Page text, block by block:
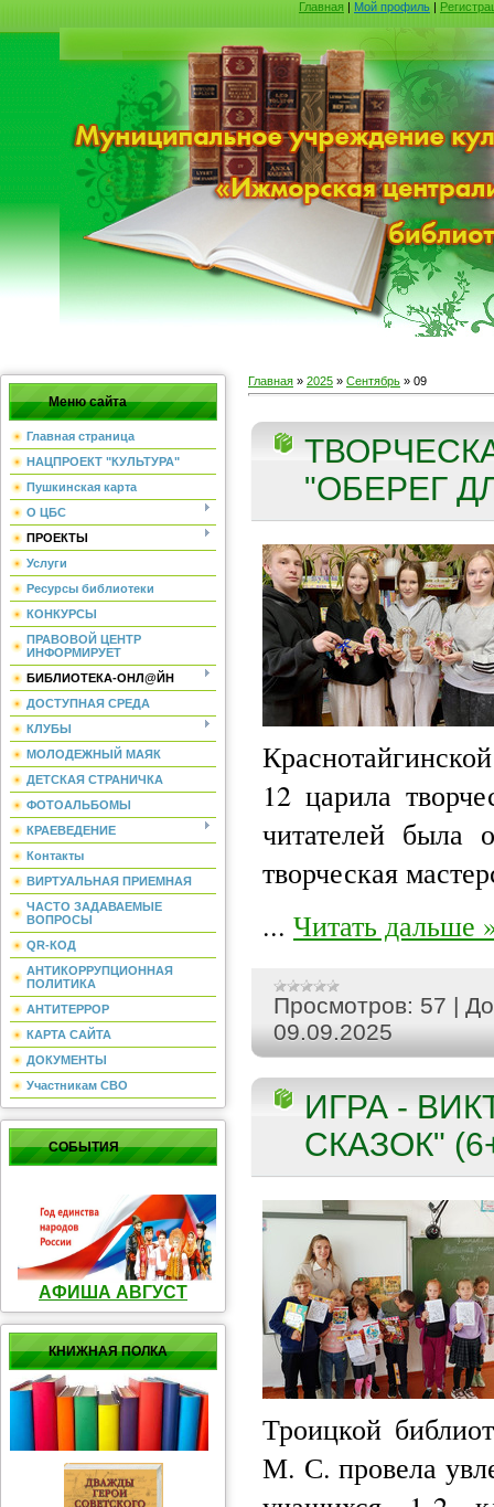
Главная | Мой профиль |
Меню сайта
Главная страница
НАЦПРОЕКТ "КУЛЬТУРА"
Пушкинская карта
О ЦБС
ПРОЕКТЫ
Услуги
Ресурсы библиотеки
КОНКУРСЫ
ПРАВОВОЙ ЦЕНТР
ИНФОРМИРУЕТ
БИБЛИОТЕКА-ОНЛ@ЙН
ДОСТУПНАЯ СРЕДА
КЛУБЫ
МОЛОДЕЖНЫЙ МАЯК
ДЕТСКАЯ СТРАНИЧКА
ФОТОАЛЬБОМЫ
КРАЕВЕДЕНИЕ
Контакты
ВИРТУАЛЬНАЯ ПРИЕМНАЯ
ЧАСТО ЗАДАВАЕМЫЕ
ВОПРОСЫ
QR-КОД
АНТИКОРРУПЦИОННАЯ
ПОЛИТИКА
АНТИТЕРРОР
КАРТА САЙТА
ДОКУМЕНТЫ
Участникам СВО
СОБЫТИЯ
АФИША АВГУСТ
КНИЖНАЯ ПОЛКА
Главная » 2025 » Сентябрь » 09
"ОБЕРЕГ
12 царила
читателей была
творческая
... Читать дальше
Просмотров: 57 |
09.09.2025
ИГРА -
СКАЗОК"
Троицкой
М. С. провела